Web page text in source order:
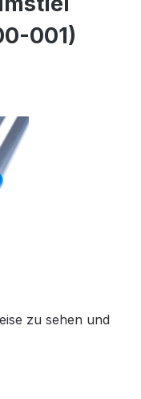
001)
zu sehen und